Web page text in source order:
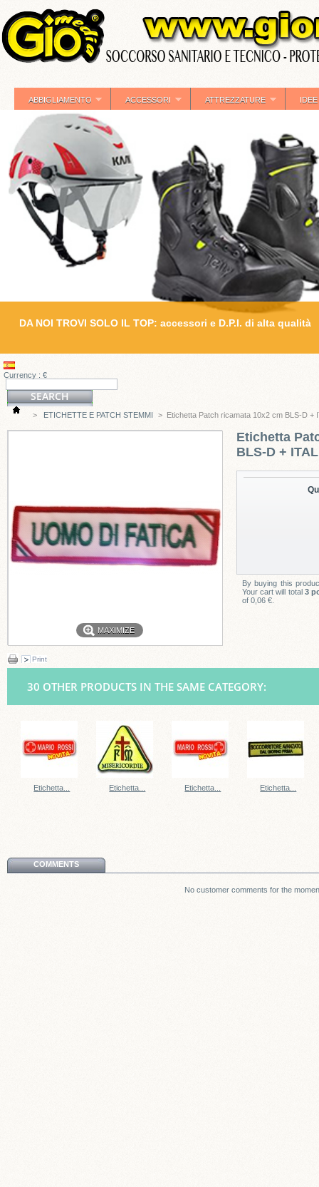
ABBIGLIAMENTO
ACCESSORI
ATTREZZATURE
DA NOI TROVI SOLO IL TOP: accessori e D.P.I. di alta qualità
Currency : €
> ETICHETTE E PATCH STEMMI > Etichetta Patch ricamata 10x2 cm BLS-D +
MAXIMIZE
Print
Etichetta
BLS-D +
By buying this
Your cart will total3
of 0,06 €.
30 OTHER PRODUCTS IN THE SAME CATEGORY:
Etichetta... Etichetta... Etichetta... Etichetta...
COMMENTS
No customer comments for the